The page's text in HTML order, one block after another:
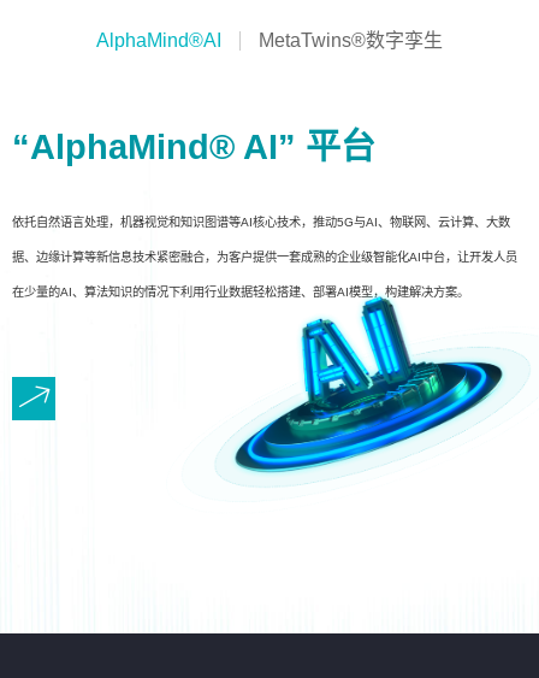
AlphaMind®AI MetaTwins®数字孪生
“AlphaMind® AI” 平台
依托自然语言处理，机器视觉和知识图谱等AI核心技术，推动5G与AI、物联网、云计算、大数
据、边缘计算等新信息技术紧密融合，为客户提供一套成熟的企业级智能化AI中台，让开发人员
在少量的AI、算法知识的情况下利用行业数据轻松搭建、部署AI模型，构建解决方案。